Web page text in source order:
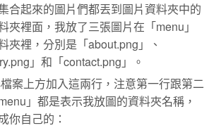
合起來的圖片們都丟到圖片資料夾中的
夾裡面，我放了三張圖片在「menu」
夾裡，分別是「about.png」、
」和「contact.png」。
案上方加入這兩行，注意第一行跟第二
」都是表示我放圖的資料夾名稱，
你自己的：